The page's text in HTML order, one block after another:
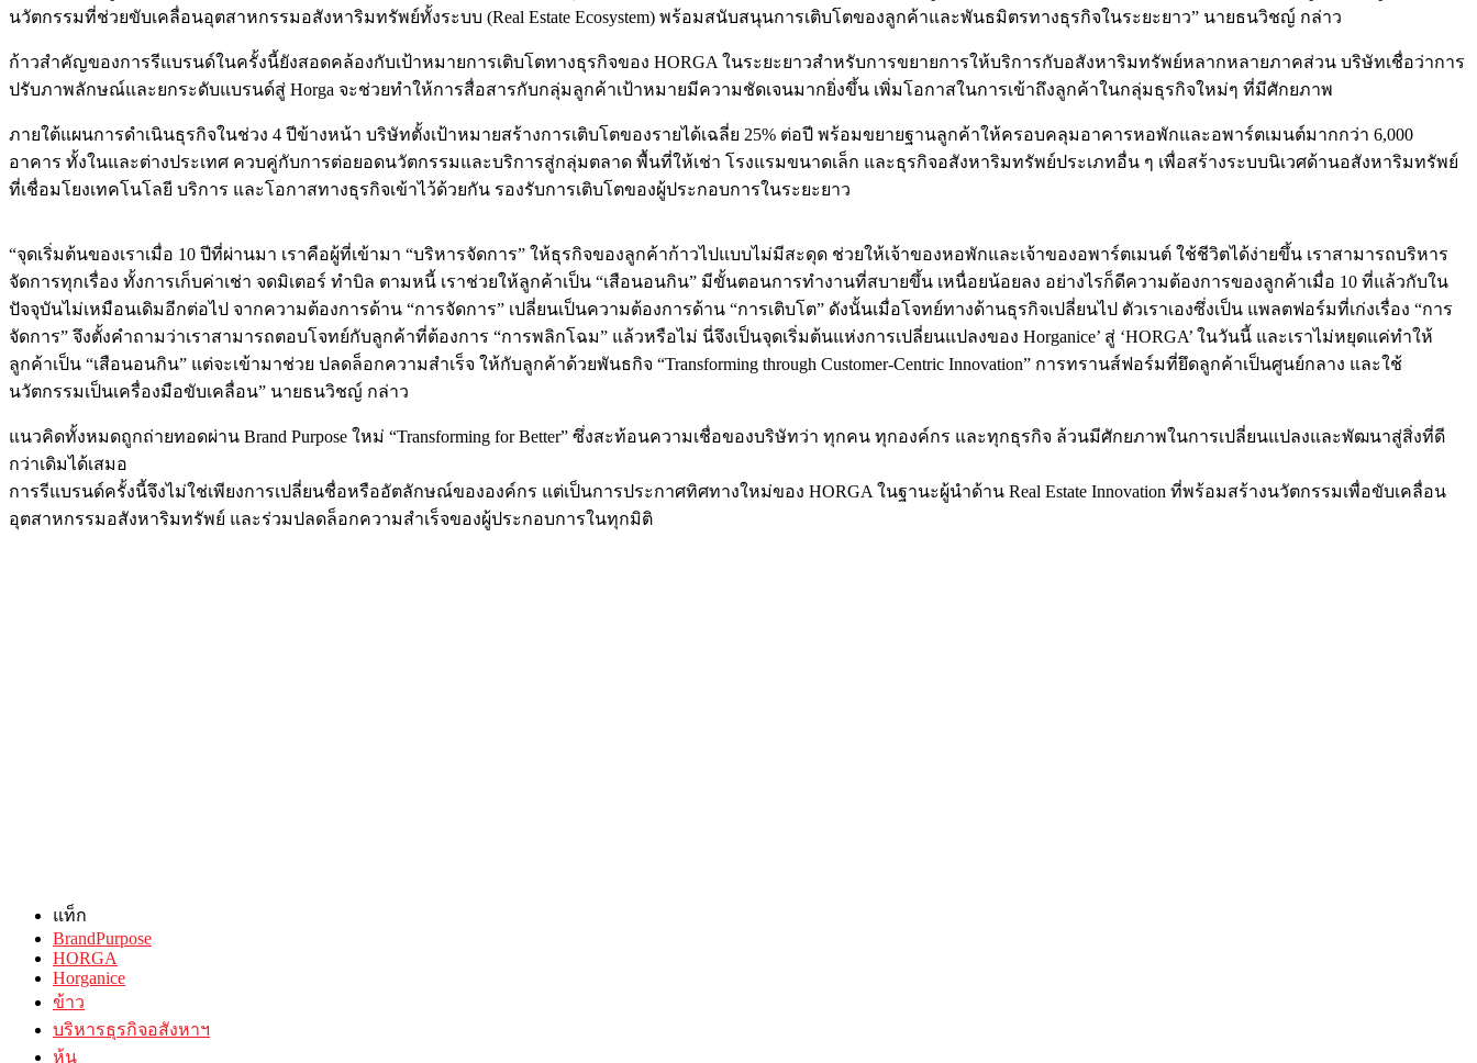
นวัตกรรมที่ช่วยขับเคลื่อนอุตสาหกรรมอสังหาริมทรัพย์ทั้งระบบ (Real Estate Ecosystem) พร้อมสนับสนุนการเติบโตของลูกค้าและพันธมิตรทางธุรกิจในระยะยาว” นายธนวิชญ์ กล่าว
ก้าวสำคัญของการรีแบรนด์ในครั้งนี้ยังสอดคล้องกับเป้าหมายการเติบโตทางธุรกิจของ HORGA ในระยะยาวสำหรับการขยายการให้บริการกับอสังหาริมทรัพย์หลากหลายภาคส่วน บริษัทเชื่อว่าการ
ปรับภาพลักษณ์และยกระดับแบรนด์สู่ Horga จะช่วยทำให้การสื่อสารกับกลุ่มลูกค้าเป้าหมายมีความชัดเจนมากยิ่งขึ้น เพิ่มโอกาสในการเข้าถึงลูกค้าในกลุ่มธุรกิจใหม่ๆ ที่มีศักยภาพ
ภายใต้แผนการดำเนินธุรกิจในช่วง 4 ปีข้างหน้า บริษัทตั้งเป้าหมายสร้างการเติบโตของรายได้เฉลี่ย 25% ต่อปี พร้อมขยายฐานลูกค้าให้ครอบคลุมอาคารหอพักและอพาร์ตเมนต์มากกว่า 6,000
อาคาร ทั้งในและต่างประเทศ ควบคู่กับการต่อยอดนวัตกรรมและบริการสู่กลุ่มตลาด พื้นที่ให้เช่า โรงแรมขนาดเล็ก และธุรกิจอสังหาริมทรัพย์ประเภทอื่น ๆ เพื่อสร้างระบบนิเวศด้านอสังหาริมทรัพย์
ที่เชื่อมโยงเทคโนโลยี บริการ และโอกาสทางธุรกิจเข้าไว้ด้วยกัน รองรับการเติบโตของผู้ประกอบการในระยะยาว
“จุดเริ่มต้นของเราเมื่อ 10 ปีที่ผ่านมา เราคือผู้ที่เข้ามา “บริหารจัดการ” ให้ธุรกิจของลูกค้าก้าวไปแบบไม่มีสะดุด ช่วยให้เจ้าของหอพักและเจ้าของอพาร์ตเมนต์ ใช้ชีวิตได้ง่ายขึ้น เราสามารถบริหาร
จัดการทุกเรื่อง ทั้งการเก็บค่าเช่า จดมิเตอร์ ทำบิล ตามหนี้ เราช่วยให้ลูกค้าเป็น “เสือนอนกิน” มีขั้นตอนการทำงานที่สบายขึ้น เหนื่อยน้อยลง อย่างไรก็ดีความต้องการของลูกค้าเมื่อ 10 ที่แล้วกับใน
ปัจจุบันไม่เหมือนเดิมอีกต่อไป จากความต้องการด้าน “การจัดการ” เปลี่ยนเป็นความต้องการด้าน “การเติบโต” ดังนั้นเมื่อโจทย์ทางด้านธุรกิจเปลี่ยนไป ตัวเราเองซึ่งเป็น แพลตฟอร์มที่เก่งเรื่อง “การ
จัดการ” จึงตั้งคำถามว่าเราสามารถตอบโจทย์กับลูกค้าที่ต้องการ “การพลิกโฉม” แล้วหรือไม่ นี่จึงเป็นจุดเริ่มต้นแห่งการเปลี่ยนแปลงของ Horganice’ สู่ ‘HORGA’ ในวันนี้ และเราไม่หยุดแค่ทำให้
ลูกค้าเป็น “เสือนอนกิน” แต่จะเข้ามาช่วย ปลดล็อกความสำเร็จ ให้กับลูกค้าด้วยพันธกิจ “Transforming through Customer-Centric Innovation” การทรานส์ฟอร์มที่ยึดลูกค้าเป็นศูนย์กลาง และใช้
นวัตกรรมเป็นเครื่องมือขับเคลื่อน” นายธนวิชญ์ กล่าว
แนวคิดทั้งหมดถูกถ่ายทอดผ่าน Brand Purpose ใหม่ “Transforming for Better” ซึ่งสะท้อนความเชื่อของบริษัทว่า ทุกคน ทุกองค์กร และทุกธุรกิจ ล้วนมีศักยภาพในการเปลี่ยนแปลงและพัฒนาสู่สิ่งที่ดี
กว่าเดิมได้เสมอ
การรีแบรนด์ครั้งนี้จึงไม่ใช่เพียงการเปลี่ยนชื่อหรืออัตลักษณ์ขององค์กร แต่เป็นการประกาศทิศทางใหม่ของ HORGA ในฐานะผู้นำด้าน Real Estate Innovation ที่พร้อมสร้างนวัตกรรมเพื่อขับเคลื่อน
อุตสาหกรรมอสังหาริมทรัพย์ และร่วมปลดล็อกความสำเร็จของผู้ประกอบการในทุกมิติ
แท็ก
BrandPurpose
HORGA
Horganice
ข้าว
บริหารธุรกิจอสังหาฯ
หุ้น